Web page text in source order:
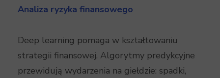
Analiza ryzyka finansowego
Deep learning pomaga w kształtowaniu
strategii finansowej. Algorytmy predykcyjne
przewidują wydarzenia na giełdzie: spadki,